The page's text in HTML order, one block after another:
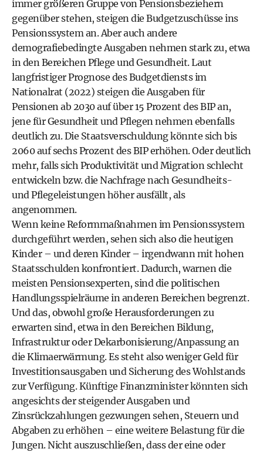
immer größeren Gruppe von Pensionsbeziehern
gegenüber stehen, steigen die Budgetzuschüsse ins
Pensionssystem an. Aber auch andere
demografiebedingte Ausgaben nehmen stark zu, etwa
in den Bereichen Pflege und Gesundheit. Laut
langfristiger Prognose des Budgetdiensts im
Nationalrat (2022) steigen die Ausgaben für
Pensionen ab 2030 auf über 15 Prozent des BIP an,
jene für Gesundheit und Pflegen nehmen ebenfalls
deutlich zu. Die Staatsverschuldung könnte sich bis
2060 auf sechs Prozent des BIP erhöhen. Oder deutlich
mehr, falls sich Produktivität und Migration schlecht
entwickeln bzw. die Nachfrage nach Gesundheits-
und Pflegeleistungen höher ausfällt, als
angenommen.
Wenn keine Reformmaßnahmen im Pensionssystem
durchgeführt werden, sehen sich also die heutigen
Kinder – und deren Kinder – irgendwann mit hohen
Staatsschulden konfrontiert. Dadurch, warnen die
meisten Pensionsexperten, sind die politischen
Handlungsspielräume in anderen Bereichen begrenzt.
Und das, obwohl große Herausforderungen zu
erwarten sind, etwa in den Bereichen Bildung,
Infrastruktur oder Dekarbonisierung/Anpassung an
die Klimaerwärmung. Es steht also weniger Geld für
Investitionsausgaben und Sicherung des Wohlstands
zur Verfügung. Künftige Finanzminister könnten sich
angesichts der steigender Ausgaben und
Zinsrückzahlungen gezwungen sehen, Steuern und
Abgaben zu erhöhen – eine weitere Belastung für die
Jungen. Nicht auszuschließen, dass der eine oder